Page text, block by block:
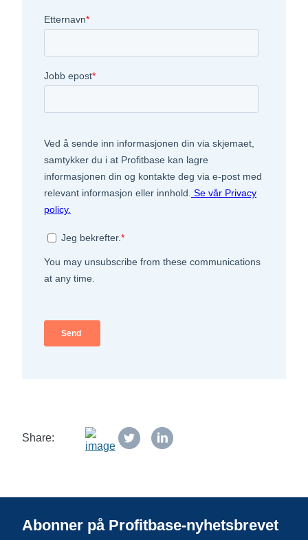
Share:
Abonner på Profitbase-nyhetsbrevet